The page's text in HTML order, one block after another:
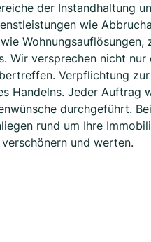
der Instandhaltung
wie
Wir versprechen nicht
Verpflichtung
Handelns. Jeder
durchgeführt.
rund um Ihre
und werten.